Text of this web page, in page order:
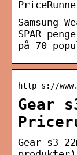
Samsung
SPAR
på 70
http s://
Gear
Gear s3